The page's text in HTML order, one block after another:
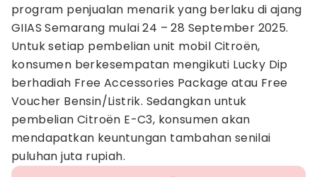
program penjualan menarik yang berlaku di ajang
GIIAS Semarang mulai 24 – 28 September 2025.
Untuk setiap pembelian unit mobil Citroën,
konsumen berkesempatan mengikuti Lucky Dip
berhadiah Free Accessories Package atau Free
Voucher Bensin/Listrik. Sedangkan untuk
pembelian Citroën E-C3, konsumen akan
mendapatkan keuntungan tambahan senilai
puluhan juta rupiah.